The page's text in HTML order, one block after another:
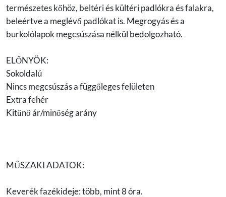
természetes kőhöz, beltéri és kültéri padlókra és falakra,
beleértve a meglévő padlókat is. Megrogyás és a
burkolólapok megcsúszása nélkül bedolgozható.
ELŐNYÖK:
Sokoldalú
Nincs megcsúszás a függőleges felületen
Extra fehér
Kitűnő ár/minőség arány
MŰSZAKI ADATOK:
Keverék fazékideje: több, mint 8 óra.